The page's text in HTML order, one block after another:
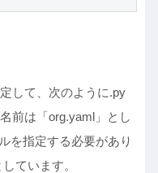
して、次のように.py
前は「org.yaml」とし
を指定する必要があり
ています。